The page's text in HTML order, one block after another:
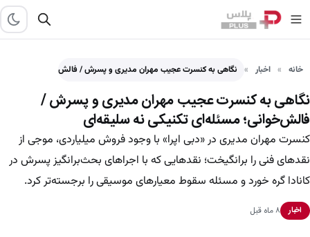
خانه اخبار نگاهی به کنسرت عجیب مهران مدیری و پسرش / فالش‌خوانی؛…
نگاهی به کنسرت عجیب مهران مدیری و پسرش /
فالش‌خوانی؛ مسئله‌ای تکنیکی نه سلیقه‌ای
کنسرت مهران مدیری در «دبی اپرا» با وجود فروش میلیاردی، موجی از
نقدهای فنی را برانگیخت؛ نقدهایی که با اجراهای بحث‌برانگیز پسرش در
کانادا گره خورد و مسئله سقوط معیارهای موسیقی را برجسته‌تر کرد.
اخبار ۸ ماه قبل